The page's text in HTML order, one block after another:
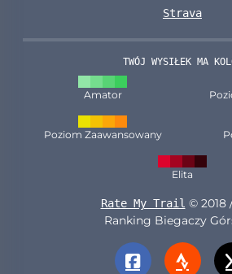
Strava
TWÓJ WYSIŁEK MA
Amator
Poziom Zaawansowany
Elita
Rate My Trail © 2018
Ranking Biegaczy